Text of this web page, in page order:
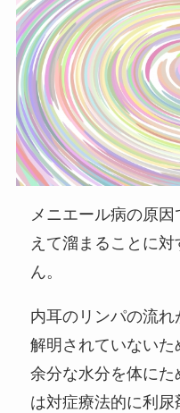
メニエール病の原
えて溜まることに
ん。
内耳のリンパの流
解明されていないた
余分な水分を体に
は対症療法的に利